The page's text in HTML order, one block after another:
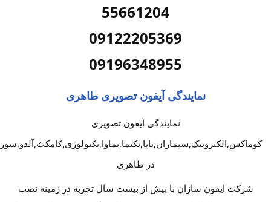
55661204
09122205369
09196348955
نمایندگی آیفون تصویری طاهری
نمایندگی آیفون تصویری
در طاهری
شرکت ایفون سازان با بیش از بیست سال تجربه در زمینه نصب